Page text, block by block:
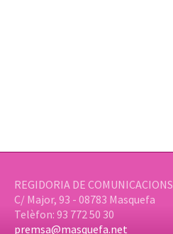
REGIDORIA DE COMUNICACIONS
C/ Major, 93 - 08783 Masquefa
Telèfon: 93 772 50 30
premsa@masquefa.net